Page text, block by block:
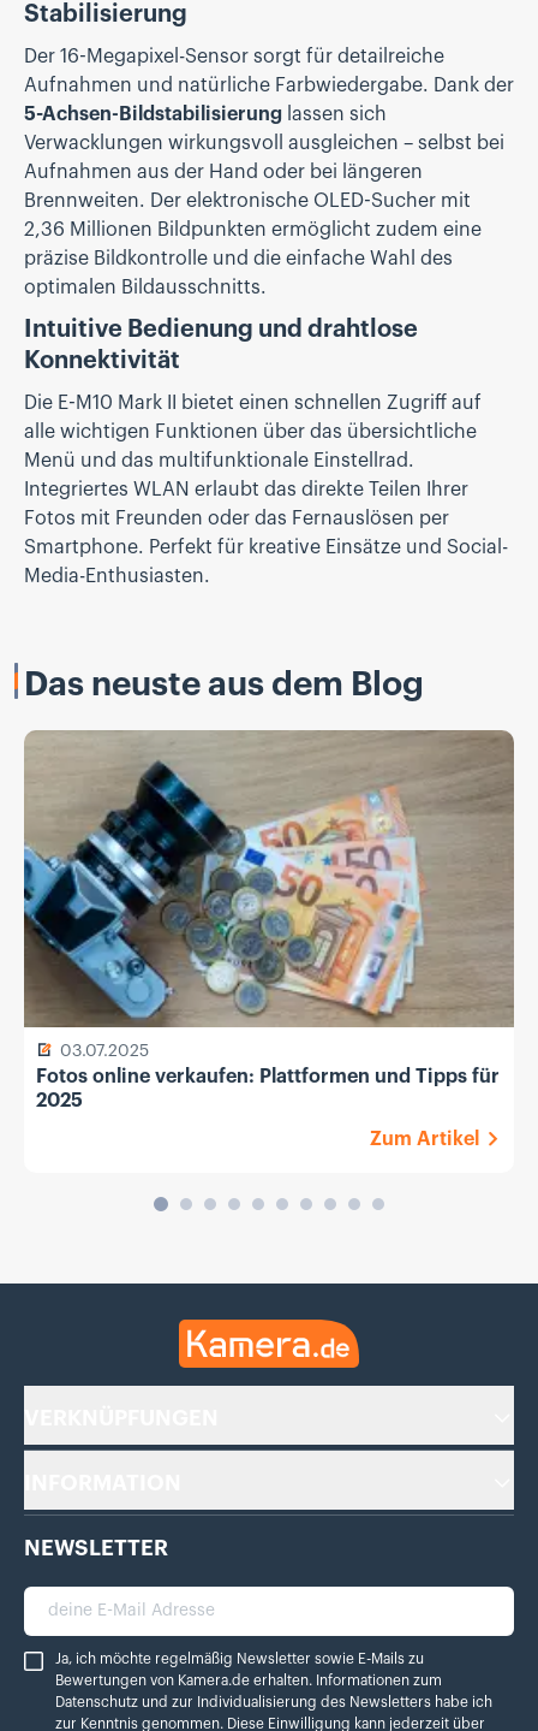
Stabilisierung
Der 16-Megapixel-Sensor sorgt für detailreiche
Aufnahmen und natürliche Farbwiedergabe. Dank der
5-Achsen-Bildstabilisierung lassen sich
Verwacklungen wirkungsvoll ausgleichen – selbst bei
Aufnahmen aus der Hand oder bei längeren
Brennweiten. Der elektronische OLED-Sucher mit
2,36 Millionen Bildpunkten ermöglicht zudem eine
präzise Bildkontrolle und die einfache Wahl des
optimalen Bildausschnitts.
Intuitive Bedienung und drahtlose
Konnektivität
Die E-M10 Mark II bietet einen schnellen Zugriff auf
alle wichtigen Funktionen über das übersichtliche
Menü und das multifunktionale Einstellrad.
Integriertes WLAN erlaubt das direkte Teilen Ihrer
Fotos mit Freunden oder das Fernauslösen per
Smartphone. Perfekt für kreative Einsätze und Social-
Media-Enthusiasten.
Das neuste aus dem Blog
03.07.2025
Fotos online verkaufen: Plattformen und Tipps für
2025
Zum Artikel
Kamera.de
NEWSLETTER
deine E-Mail Adresse
Ja, ich möchte regelmäßig Newsletter sowie E-Mails zu Bewertungen von
Ja, ich möchte regelmäßig Newsletter sowie E-Mails zu
Bewertungen von Kamera.de erhalten. Informationen zum
Datenschutz und zur Individualisierung des Newsletters habe ich
zur Kenntnis genommen. Diese Einwilligung kann jederzeit über